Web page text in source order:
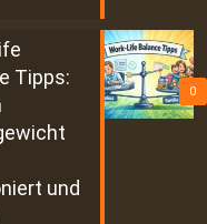
0
Tipps:
und